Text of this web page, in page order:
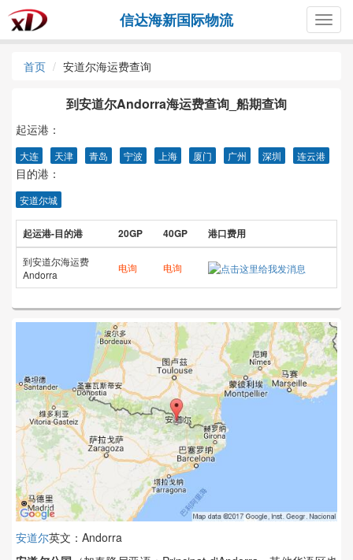
信达海新国际物流
首页 安道尔海运费查询
到安道尔Andorra海运费查询_船期查询
起运港：
大连 天津 青岛 宁波 上海 厦门 广州 深圳 连云港
目的港：
安道尔城
起运港-目的港 20GP 40GP 港口费用
到安道尔海运费
Andorra
电询 电询
安道尔英文：Andorra